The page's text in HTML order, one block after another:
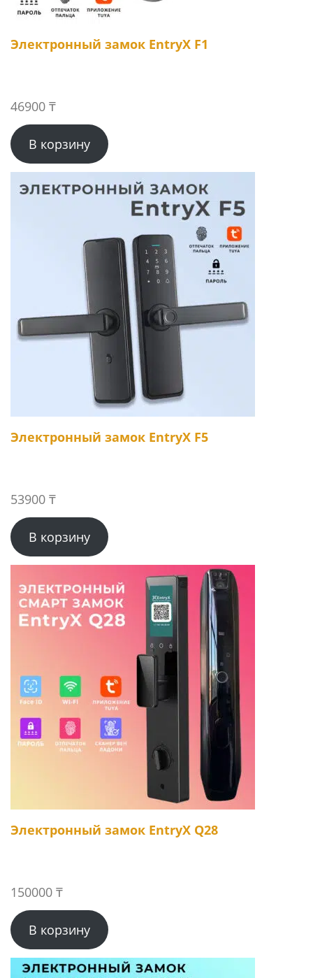
Электронный замок EntryX F1
46900 ₸
В корзину
Электронный замок EntryX F5
53900 ₸
В корзину
Электронный замок EntryX Q28
150000 ₸
В корзину